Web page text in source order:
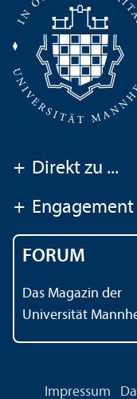
+ Direkt zu ...
+ Engagement
FORUM
Das Magazin der
Universität
Impressum